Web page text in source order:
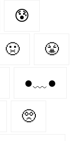
😰
🤢 😤
●﹏●
🥺